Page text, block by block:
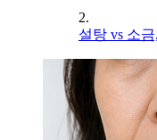
2.
설탕 vs 소